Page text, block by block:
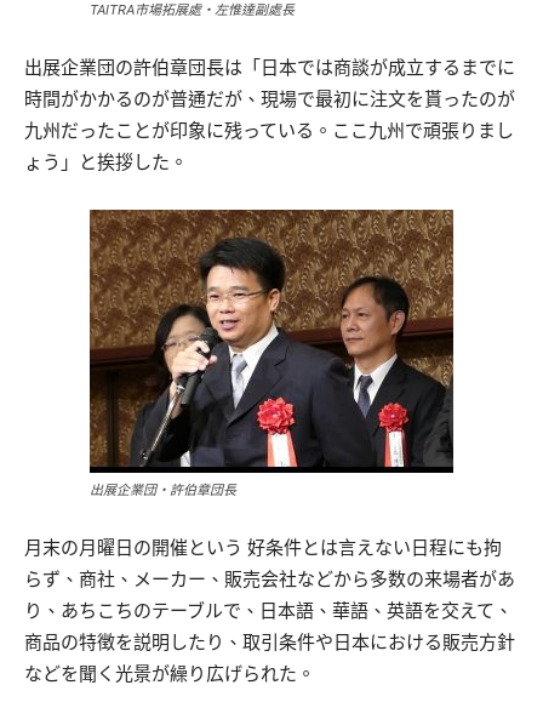
TAITRA市場拓展處・左惟達副處長
出展企業団の許伯章団長は「日本では商談が成立するまでに
時間がかかるのが普通だが、現場で最初に注文を貰ったのが
九州だったことが印象に残っている。ここ九州で頑張りまし
ょう」と挨拶した。
出展企業団・許伯章団長
月末の月曜日の開催という 好条件とは言えない日程にも拘
らず、商社、メーカー、販売会社などから多数の来場者があ
り、あちこちのテーブルで、日本語、華語、英語を交えて、
商品の特徴を説明したり、取引条件や日本における販売方針
などを聞く光景が繰り広げられた。